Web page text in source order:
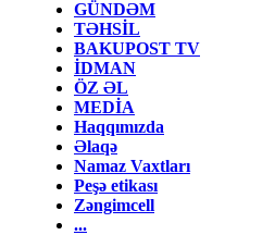
GÜNDƏM
TƏHSİL
BAKUPOST TV
İDMAN
ÖZ ƏL
MEDİA
Haqqımızda
Əlaqə
Namaz Vaxtları
Peşə etikası
Zəngimcell
...